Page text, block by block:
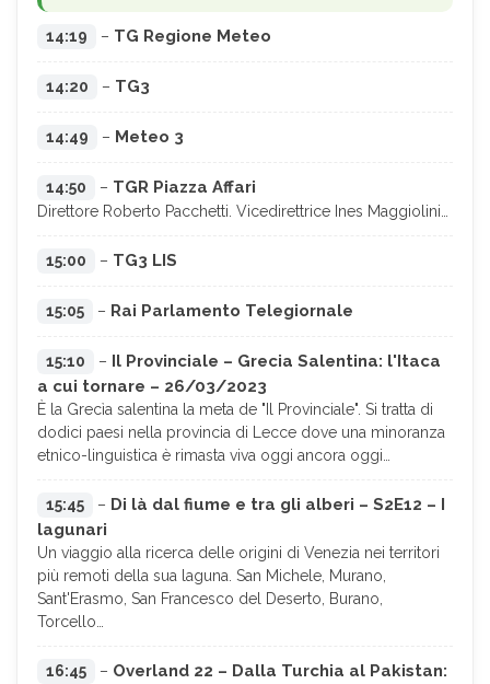
14:19 – TG Regione Meteo
14:20 – TG3
14:49 – Meteo 3
14:50 – TGR Piazza Affari
Direttore Roberto Pacchetti. Vicedirettrice Ines Maggiolini…
15:00 – TG3 LIS
15:05 – Rai Parlamento Telegiornale
15:10 – Il Provinciale – Grecia Salentina: l'Itaca
a cui tornare – 26/03/2023
È la Grecìa salentina la meta de "Il Provinciale". Si tratta di
dodici paesi nella provincia di Lecce dove una minoranza
etnico-linguistica è rimasta viva oggi ancora oggi…
15:45 – Di là dal fiume e tra gli alberi – S2E12 – I
lagunari
Un viaggio alla ricerca delle origini di Venezia nei territori
più remoti della sua laguna. San Michele, Murano,
Sant'Erasmo, San Francesco del Deserto, Burano,
Torcello…
16:45 – Overland 22 – Dalla Turchia al Pakistan: